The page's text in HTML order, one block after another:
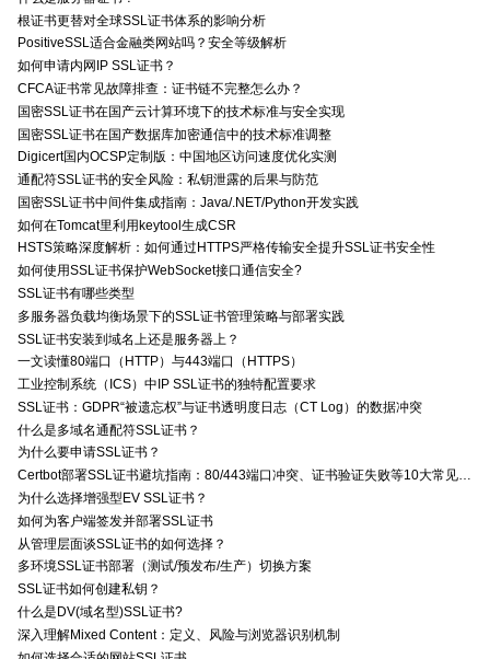
根证书更替对全球SSL证书体系的影响分析
PositiveSSL适合金融类网站吗？安全等级解析
如何申请内网IP SSL证书？
CFCA证书常见故障排查：证书链不完整怎么办？
国密SSL证书在国产云计算环境下的技术标准与安全实现
国密SSL证书在国产数据库加密通信中的技术标准调整
Digicert国内OCSP定制版：中国地区访问速度优化实测
通配符SSL证书的安全风险：私钥泄露的后果与防范
国密SSL证书中间件集成指南：Java/.NET/Python开发实践
如何在Tomcat里利用keytool生成CSR
HSTS策略深度解析：如何通过HTTPS严格传输安全提升SSL证书安全性
如何使用SSL证书保护WebSocket接口通信安全?
SSL证书有哪些类型
多服务器负载均衡场景下的SSL证书管理策略与部署实践
SSL证书安装到域名上还是服务器上？
一文读懂80端口（HTTP）与443端口（HTTPS）
工业控制系统（ICS）中IP SSL证书的独特配置要求
SSL证书：GDPR“被遗忘权”与证书透明度日志（CT Log）的数据冲突
什么是多域名通配符SSL证书？
为什么要申请SSL证书？
Certbot部署SSL证书避坑指南：80/443端口冲突、证书验证失败等10大常见问题解决方案
为什么选择增强型EV SSL证书？
如何为客户端签发并部署SSL证书
从管理层面谈SSL证书的如何选择？
多环境SSL证书部署（测试/预发布/生产）切换方案
SSL证书如何创建私钥？
什么是DV(域名型)SSL证书?
深入理解Mixed Content：定义、风险与浏览器识别机制